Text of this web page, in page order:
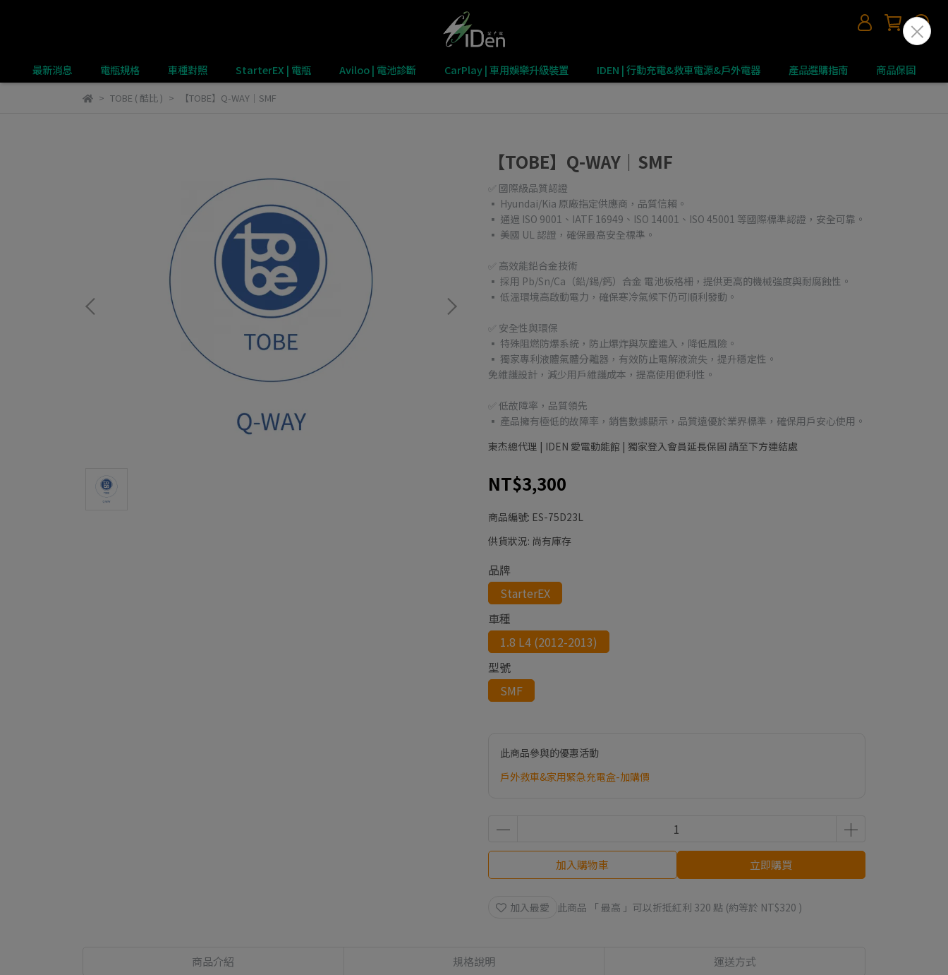
最新消息 電瓶規格 車種對照 StarterEX | 電瓶 Aviloo | 電池診斷 CarPlay | 車用娛樂升級裝置 IDEN | 行動充電&救車電源&戶外電器 產品選購指南 商品保固
TOBE ( 酷比 ) 【TOBE】Q-WAY｜SMF
【TOBE】Q-WAY｜SMF
✅ 國際級品質認證
▪ Hyundai/Kia 原廠指定供應商，品質信賴。
▪ 通過 ISO 9001、IATF 16949、ISO 14001、ISO 45001 等國際標準認證，安全可靠。
▪ 美國 UL 認證，確保最高安全標準。
✅ 高效能鉛合金技術
▪ 採用 Pb/Sn/Ca（鉛/錫/鈣）合金 電池板格柵，提供更高的機械強度與耐腐蝕性。
▪ 低溫環境高啟動電力，確保寒冷氣候下仍可順利發動。
✅ 安全性與環保
▪ 特殊阻燃防爆系統，防止爆炸與灰塵進入，降低風險。
▪ 獨家專利液體氣體分離器，有效防止電解液流失，提升穩定性。
免維護設計，減少用戶維護成本，提高使用便利性。
✅ 低故障率，品質領先
▪ 產品擁有極低的故障率，銷售數據顯示，品質遠優於業界標準，確保用戶安心使用。
東杰總代理 | IDEN 愛電動能館 | 獨家登入會員延長保固 請至下方連結處
NT$3,300
商品編號: ES-75D23L
供貨狀況: 尚有庫存
品牌
StarterEX
車種
1.8 L4 (2012-2013)
型號
SMF
此商品參與的優惠活動
戶外救車&家用緊急充電盒-加購價
加入購物車 立即購買
加入最愛 此商品 「 最高 」可以折抵紅利 320 點 (約等於 NT$320 )
商品介紹 規格說明 運送方式